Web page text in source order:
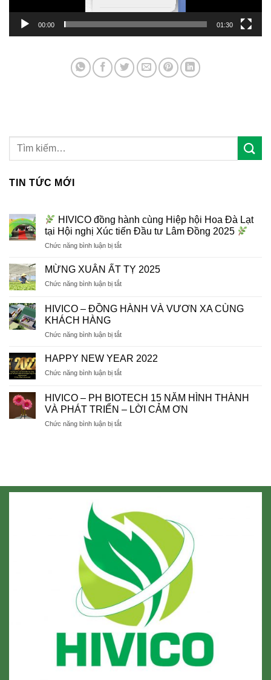
00:00 01:30
TIN TỨC MỚI
HIVICO đồng hành cùng Hiệp hội Hoa Đà Lạt
tại Hội nghị Xúc tiến Đầu tư Lâm Đồng 2025
Chức năng bình luận bị tắtở
HIVICO
đồng
hành
Hiệp
Đà
tại
tiến
Đầu
MỪNG XUÂN ẤT TỴ 2025
Chức năng bình luận bị tắtở
XUÂN
ẤT
2025
HIVICO – ĐỒNG HÀNH VÀ VƯƠN XA CÙNG
KHÁCH HÀNG
Chức năng bình luận bị tắtở
–
HÀNH
VƯƠN
KHÁCH
HAPPY NEW YEAR 2022
Chức năng bình luận bị tắtở
NEW
YEAR
2022
HIVICO – PH BIOTECH 15 NĂM HÌNH THÀNH
VÀ PHÁT TRIỂN – LỜI CẢM ƠN
Chức năng bình luận bị tắtở
NĂM
VÀ
PHÁT
TRIỂN
LỜI
CẢM
ƠN